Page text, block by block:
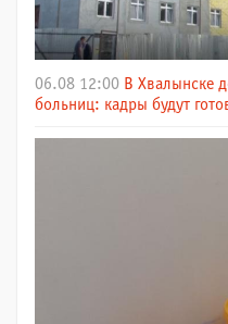
06.08 12:00 В Хвалынске
больниц: кадры будут